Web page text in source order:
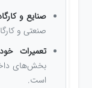
صنایع و
صنعتی و
تعمیرات
بخش‌های
است.